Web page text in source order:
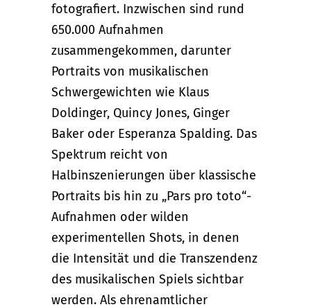
fotografiert. Inzwischen sind rund
650.000 Aufnahmen
zusammengekommen, darunter
Portraits von musikalischen
Schwergewichten wie Klaus
Doldinger, Quincy Jones, Ginger
Baker oder Esperanza Spalding. Das
Spektrum reicht von
Halbinszenierungen über klassische
Portraits bis hin zu „Pars pro toto“-
Aufnahmen oder wilden
experimentellen Shots, in denen
die Intensität und die Transzendenz
des musikalischen Spiels sichtbar
werden. Als ehrenamtlicher